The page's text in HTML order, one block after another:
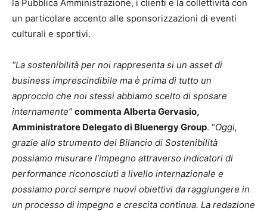
la Pubblica Amministrazione, i clienti e la collettività con
un particolare accento alle sponsorizzazioni di eventi
culturali e sportivi.
“La sostenibilità per noi rappresenta si un asset di
business imprescindibile ma è prima di tutto un
approccio che noi stessi abbiamo scelto di sposare
internamente” commenta Alberta Gervasio,
Amministratore Delegato di Bluenergy Group. “Oggi,
grazie allo strumento del Bilancio di Sostenibilità
possiamo misurare l’impegno attraverso indicatori di
performance riconosciuti a livello internazionale e
possiamo porci sempre nuovi obiettivi da raggiungere in
un processo di impegno e crescita continua. La redazione